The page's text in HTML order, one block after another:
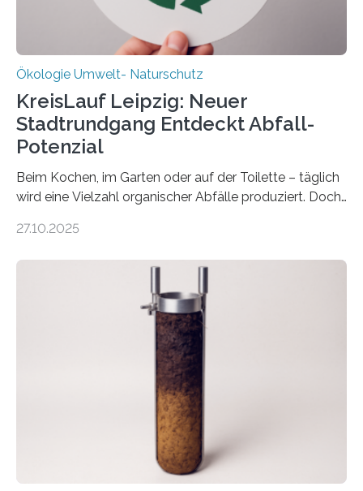
Ökologie Umwelt- Naturschutz
KreisLauf Leipzig: Neuer
Stadtrundgang Entdeckt Abfall-
Potenzial
Beim Kochen, im Garten oder auf der Toilette – täglich
wird eine Vielzahl organischer Abfälle produziert. Doch
Potenzial nur dann entfalten können, wenn sie in
Veränderung der Wirtschaft wichtig ist, zeigt der vom
Deutschen Biomasseforschungszentrum und der
Stadtreinigung Leipzig konzipierte und am 24. Oktober
2025 offiziell eingeweihte Stadtrundgang „KreisLauf“. Er
ist ab sofort im Leipziger Stadtgebiet…
27.10.2025